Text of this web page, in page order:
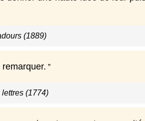
(1889)
(1774)